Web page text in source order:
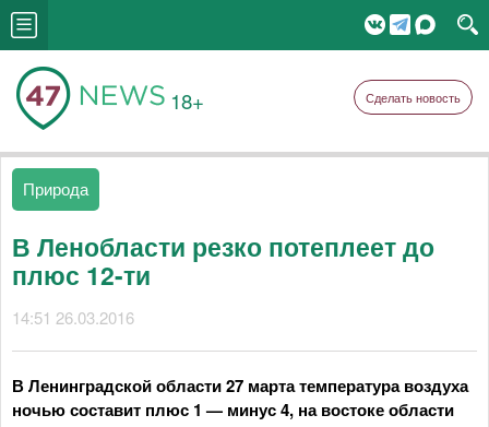
18+ Сделать новость
Природа
В Ленобласти резко потеплеет до
плюс 12-ти
14:51 26.03.2016
В Ленинградской области 27 марта температура воздуха
ночью составит плюс 1 — минус 4, на востоке области